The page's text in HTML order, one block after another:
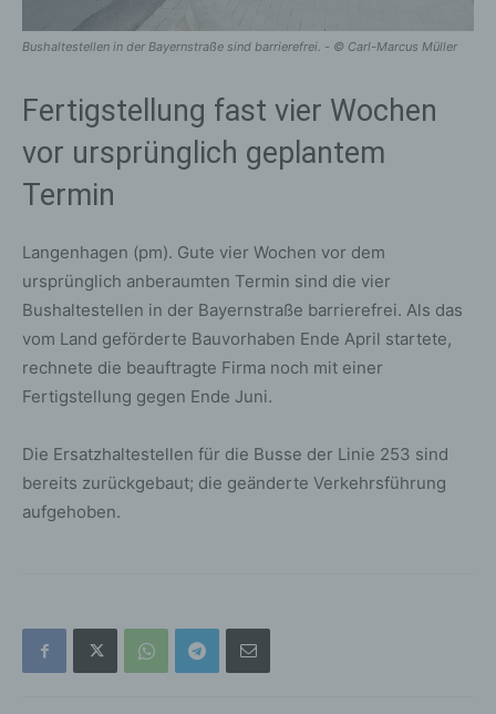
Bushaltestellen in der Bayernstraße sind barrierefrei. - © Carl-Marcus Müller
Fertigstellung fast vier Wochen
vor ursprünglich geplantem
Termin
Langenhagen (pm). Gute vier Wochen vor dem
ursprünglich anberaumten Termin sind die vier
Bushaltestellen in der Bayernstraße barrierefrei. Als das
vom Land geförderte Bauvorhaben Ende April startete,
rechnete die beauftragte Firma noch mit einer
Fertigstellung gegen Ende Juni.
Die Ersatzhaltestellen für die Busse der Linie 253 sind
bereits zurückgebaut; die geänderte Verkehrsführung
aufgehoben.